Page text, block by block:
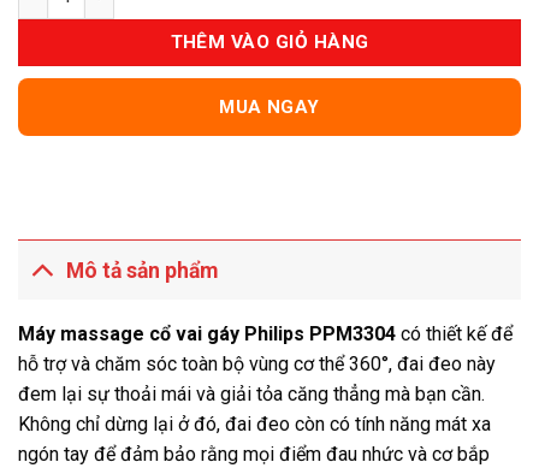
THÊM VÀO GIỎ HÀNG
MUA NGAY
Mô tả sản phẩm
Máy massage cổ vai gáy Philips PPM3304 có thiết kế để
hỗ trợ và chăm sóc toàn bộ vùng cơ thể 360°, đai đeo này
đem lại sự thoải mái và giải tỏa căng thẳng mà bạn cần.
Không chỉ dừng lại ở đó, đai đeo còn có tính năng mát xa
ngón tay để đảm bảo rằng mọi điểm đau nhức và cơ bắp